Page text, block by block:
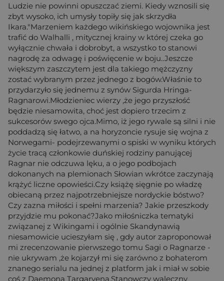
Ludzie nie powinni opuszczać ziemi. Kiedy wznosili się
zbyt wysoko, ich umysły topiły się jak skrzydła
Ikara."Marzeniem każdego wikińskiego wojownika jest
trafić do Walhalli , mitycznej krainy w której czeka go
wyłącznie chwała i dobrobyt, a wszystko to stanowi
nagrodę za odwagę i poświęcenie w boju..Jeszcze
większym zaszczytem jest dla takiego mężczyzny
zostać wybranym przez jednego z bogów.Właśnie to
przydarzyło się jednemu z synów Sigurda Hringa-
Ragnarowi.Młodzieniec wierzy ,że jego przyszłość
będzie niesamowita, choć jest dopiero trzecim z
sukcesorów swego ojca.Mimo, iż jego rywale są silni i nie
poddadzą się łatwo, a na horyzoncie rysuje się wojna z
Norwegami- podejrzewanymi o spiski w wyniku których
życie tracą członkowie duńskiej rodziny panującej
Ragnar nie odczuwa lęku, a o jego podbojach
dokonanych na plemionach Słowian wkrótce zaczynają
krążyć liczne opowieści.Czy książę sięgnie po władzę
obiecaną przez najpotrzebniejsze nordyckie bóstwo?
Czy zazna miłości i spełni marzenia? Jakie przeszkody
przyjdzie mu pokonać?Jako miłośniczka tematyki
związanej z Wikingami i ogólnie Skandynawią
niesamowicie ucieszyłam się , gdy autor zaproponował
mi zrecenzowanie pierwszego tomu Sagi o Ragnarze -
nie ukrywam ,że kojarzył mi się zarówno z bohaterom
znanego serialu na jednej z platform jak i miał w sobie
coś z Daemona Targaryena.Stanowczy waleczny